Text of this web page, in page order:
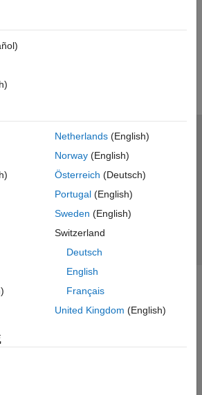
Netherlands(English)
Norway(English)
Österreich (Deutsch)
Portugal(English)
Sweden (English)
Switzerland
Deutsch
English
Français
United Kingdom (English)
プライバシー ポリシー
アプリケーション ステータス
Inc.